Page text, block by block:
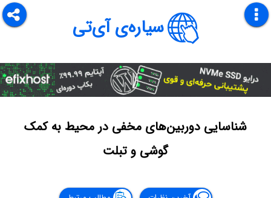
سیاره‌ی آی‌تی
شناسایی دوربین‌های مخفی در محیط به کمک
گوشی و تبلت